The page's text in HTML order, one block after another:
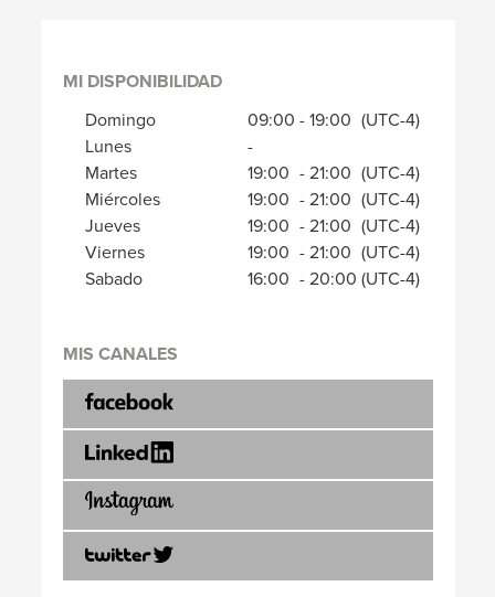
MI DISPONIBILIDAD
Domingo
09:00 -19:00 (UTC-4)
Lunes
-
Martes
19:00 -21:00 (UTC-4)
Miércoles
19:00 -21:00 (UTC-4)
Jueves
19:00 -21:00 (UTC-4)
Viernes
19:00 -21:00 (UTC-4)
Sabado
16:00 -20:00 (UTC-4)
MIS CANALES